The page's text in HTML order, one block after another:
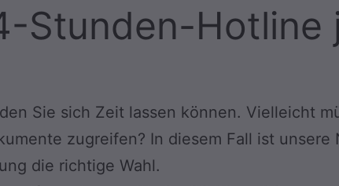
Stunden-Hotline
Sie sich Zeit lassen können. Vielleicht
zugreifen? In diesem Fall ist
die richtige Wahl.